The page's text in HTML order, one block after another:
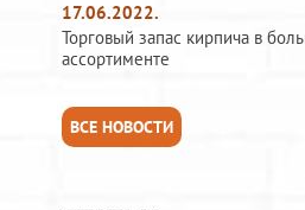
17.06.2022.
Торговый запас кирпича в
ассортименте
ВСЕ НОВОСТИ